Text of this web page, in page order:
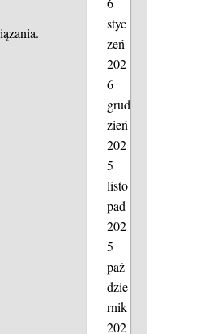
styc
zeń
202
6
grud
zień
202
5
listo
pad
202
5
paź
dzie
rnik
202